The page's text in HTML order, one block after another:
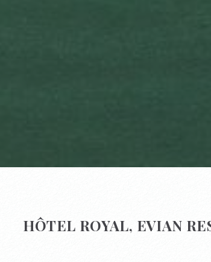
HÔTEL ROYAL, EVIAN